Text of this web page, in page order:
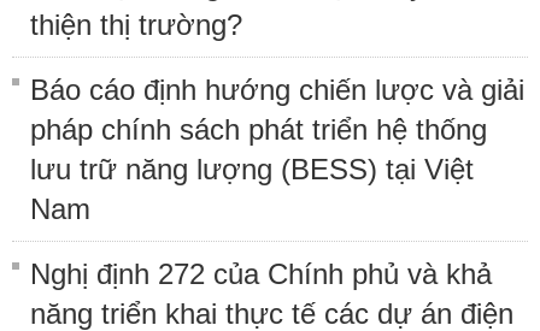
thiện thị trường?
Báo cáo định hướng chiến lược và giải
pháp chính sách phát triển hệ thống
lưu trữ năng lượng (BESS) tại Việt
Nam
Nghị định 272 của Chính phủ và khả
năng triển khai thực tế các dự án điện